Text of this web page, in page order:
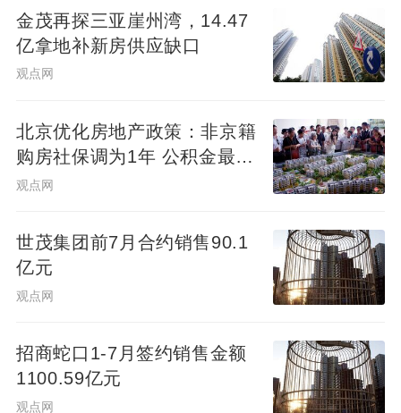
机制，从体检诊断、更新施治、评估反馈到
巩固提升，形成一套长效管理机制。广东省
的实践已充分验证了这一模式的有效性：该
级及以上城市全覆盖，并于2024年开展首批
县城体检试点；通过建立“体检发现问题-更新
解决问题-评估实施效果-推动长效治理”的闭
痛点难点问题，城市更新工作的精准度和群
众满意度显著提升。
城市体检的全面推进，本质上是我国城市发
金茂再探三亚崖州湾，14.47
亿拿地补新房供应缺口
观点网
北京优化房地产政策：非京籍
购房社保调为1年 公积金最高
可贷340万元
观点网
世茂集团前7月合约销售90.1
亿元
观点网
招商蛇口1-7月签约销售金额
1100.59亿元
观点网